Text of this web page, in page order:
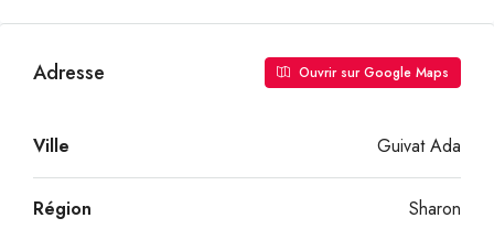
Adresse Ouvrir sur Google Maps
Ville Guivat Ada
Région Sharon